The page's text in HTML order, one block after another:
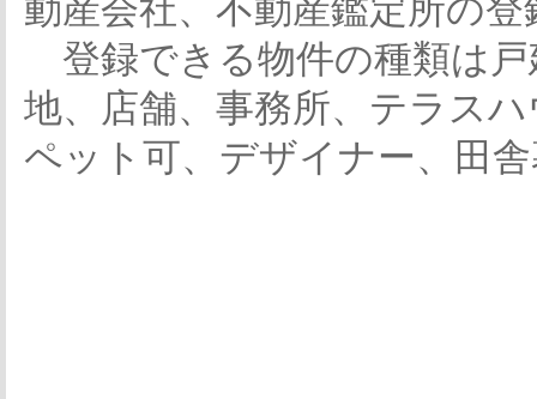
動産会社、不動産鑑定所の
登録できる物件の種類は
地、店舗、事務所、テラス
ペット可、デザイナー、田